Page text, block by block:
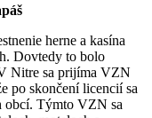
herne a kasína
Dovtedy to bolo
Nitre sa prijíma VZN
po skončení licencií sa
obcí. Týmto VZN sa